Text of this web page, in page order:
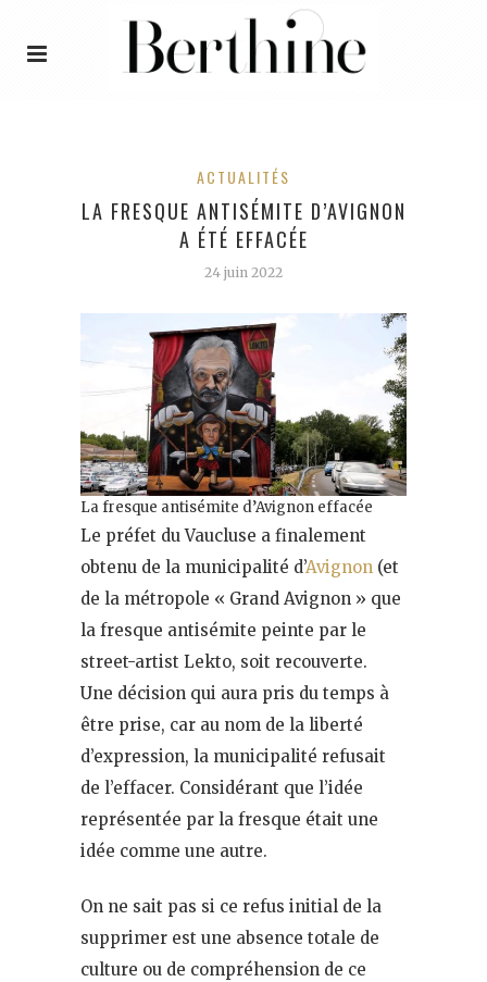
ACTUALITÉS
LA FRESQUE ANTISÉMITE D’AVIGNON
A ÉTÉ EFFACÉE
24 juin 2022
La fresque antisémite d’Avignon effacée
Le préfet du Vaucluse a finalement
obtenu de la municipalité d’Avignon (et
de la métropole « Grand Avignon » que
la fresque antisémite peinte par le
street-artist Lekto, soit recouverte.
Une décision qui aura pris du temps à
être prise, car au nom de la liberté
d’expression, la municipalité refusait
de l’effacer. Considérant que l’idée
représentée par la fresque était une
idée comme une autre.
On ne sait pas si ce refus initial de la
supprimer est une absence totale de
culture ou de compréhension de ce